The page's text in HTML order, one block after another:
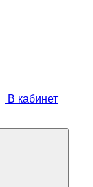
В кабинет